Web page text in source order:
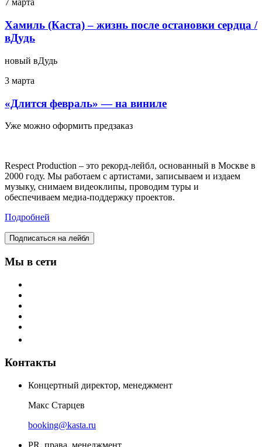
7 марта
Хамиль (Каста) – жизнь после остановки сердца /
вДудь
новый вДудь
3 марта
«Длится февраль» — на виниле
Уже можно оформить предзаказ
Respect Production – это рекорд-лейбл, основанный в Москве в
2000 году. Мы работаем с артистами, записываем и издаем
музыку, снимаем видеоклипы, проводим туры и
обеспечиваем медиа-поддержку проектов.
Подробней
Подписаться на лейбл
Мы в сети
Контакты
Концертный директор, менеджмент
Макс Старцев
booking@kasta.ru